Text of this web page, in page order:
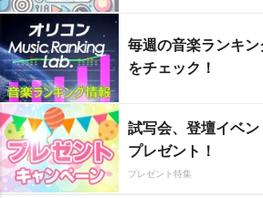
毎週の音楽ランキ
をチェック！
試写会、登壇イベ
プレゼント！
プレゼント特集